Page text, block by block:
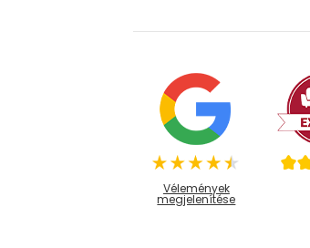
Vélemények
megjelenítése